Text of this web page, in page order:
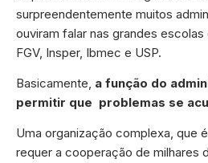
surpreendentemente muitos
ouviram falar nas grandes
FGV, Insper, Ibmec e USP.
Basicamente, a função do
permitir que problemas se
Uma organização complexa, que
requer a cooperação de milhares